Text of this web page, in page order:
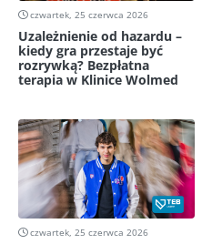
czwartek, 25 czerwca 2026
Uzależnienie od hazardu –
kiedy gra przestaje być
rozrywką? Bezpłatna
terapia w Klinice Wolmed
czwartek, 25 czerwca 2026